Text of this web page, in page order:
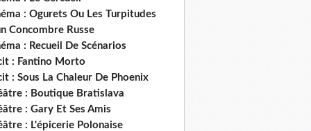
: Ogurets Ou Les Turpitudes
Concombre Russe
: Recueil De Scénarios
: Fantino Morto
: Sous La Chaleur De Phoenix
: Boutique Bratislava
: Gary Et Ses Amis
: L'épicerie Polonaise